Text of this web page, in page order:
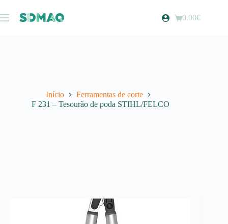
para
o
Carrinho
0.00€
Início
Ferramentas de corte
F 231 – Tesourão de poda STIHL/FELCO